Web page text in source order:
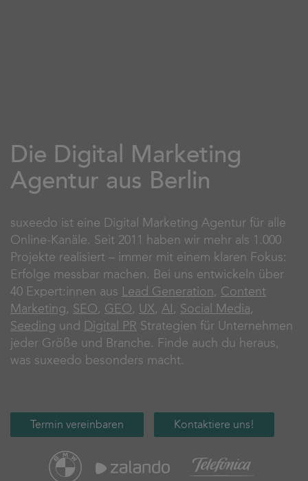
Die Digital Marketing
Agentur aus Berlin
suxeedo ist eine Digital Marketing Agentur für alle
Online-Kanäle. Seit 2011 haben wir mehr als 1.000
Projekte realisiert – immer mit einem klaren Fokus:
Erfolge messbar machen. Bei uns entwickeln über
40 Expert:innen aus Lead Generation, Content
Marketing, SEO, GEO, UX, AI, Social Media,
Seeding und Digital PR Strategien für Unternehmen
jeder Größe und Branche. Finde auch du heraus,
was suxeedo besonders macht.
Termin vereinbaren Kontaktiere uns!